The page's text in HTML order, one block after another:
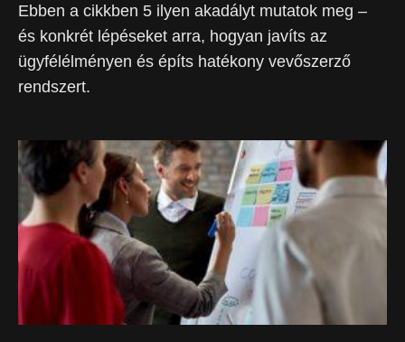
Ebben a cikkben 5 ilyen akadályt mutatok meg –
és konkrét lépéseket arra, hogyan javíts az
ügyfélélményen és építs hatékony vevőszerző
rendszert.